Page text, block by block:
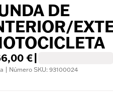
DE
€
| Número SKU: 93100024